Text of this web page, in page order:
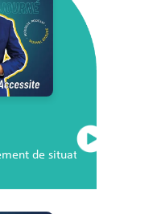
de situation